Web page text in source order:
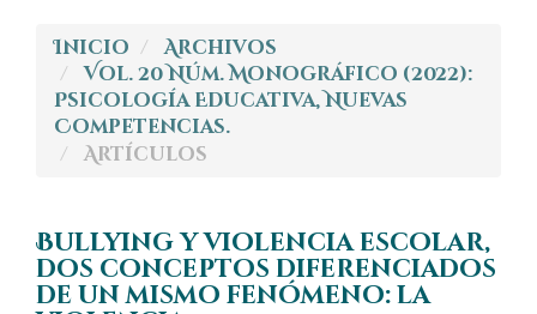
Inicio
Archivos
Vol. 20 Núm. Monográfico (2022):
Psicología Educativa, Nuevas
Competencias.
Artículos
Bullying y violencia escolar,
dos conceptos diferenciados
de un mismo fenómeno: la